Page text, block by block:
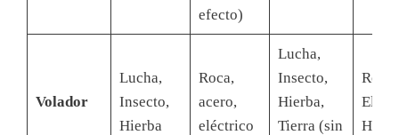
efecto)
Volador
Lucha,
Insecto,
Hierba
Roca,
acero,
eléctrico
Lucha,
Insecto,
Hierba,
Tierra (sin
Rock,
Hielo